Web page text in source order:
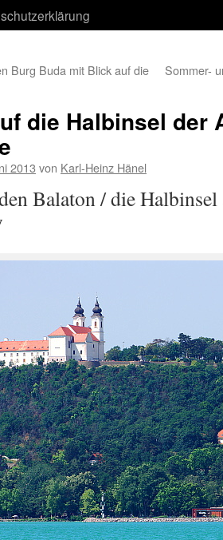
Burg Buda mit Blick auf die
Sommer-
die Halbinsel der
2013 von Karl-Heinz Hänel
Balaton / die